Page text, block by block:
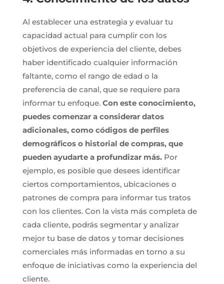
Al establecer una estrategia y evaluar tu
capacidad actual para cumplir con los
objetivos de experiencia del cliente, debes
haber identificado cualquier información
faltante, como el rango de edad o la
preferencia de canal, que se requiere para
informar tu enfoque. Con este conocimiento,
puedes comenzar a considerar datos
adicionales, como códigos de perfiles
demográficos o historial de compras, que
pueden ayudarte a profundizar más. Por
ejemplo, es posible que desees identificar
ciertos comportamientos, ubicaciones o
patrones de compra para informar tus tratos
con los clientes. Con la vista más completa de
cada cliente, podrás segmentar y analizar
mejor tu base de datos y tomar decisiones
comerciales más informadas en torno a su
enfoque de iniciativas como la experiencia del
cliente.